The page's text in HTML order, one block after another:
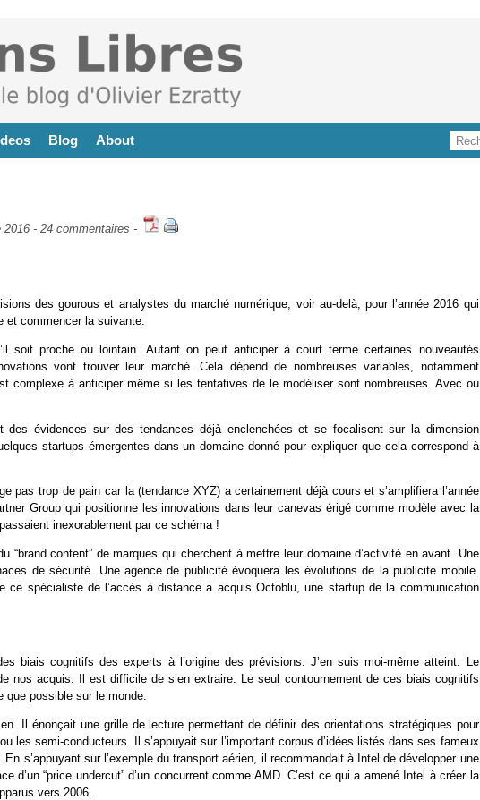
Blog About
2016 - 24 commentaires -
des gourous et analystes du marché numérique, voir au-delà, pour l’année 2016 qui
et commencer la suivante.
soit proche ou lointain. Autant on peut anticiper à court terme certaines nouveautés
vont trouver leur marché. Cela dépend de nombreuses variables, notamment
complexe à anticiper même si les tentatives de le modéliser sont nombreuses. Avec ou
des évidences sur des tendances déjà enclenchées et se focalisent sur la dimension
startups émergentes dans un domaine donné pour expliquer que cela correspond à
pas trop de pain car la (tendance XYZ) a certainement déjà cours et s’amplifiera l’année
Group qui positionne les innovations dans leur canevas érigé comme modèle avec la
inexorablement par ce schéma !
“brand content” de marques qui cherchent à mettre leur domaine d’activité en avant. Une
de sécurité. Une agence de publicité évoquera les évolutions de la publicité mobile.
ce spécialiste de l’accès à distance a acquis Octoblu, une startup de la communication
biais cognitifs des experts à l’origine des prévisions. J’en suis moi-même atteint. Le
nos acquis. Il est difficile de s’en extraire. Le seul contournement de ces biais cognitifs
possible sur le monde.
Il énonçait une grille de lecture permettant de définir des orientations stratégiques pour
les semi-conducteurs. Il s’appuyait sur l’important corpus d’idées listés dans ses fameux
s’appuyant sur l’exemple du transport aérien, il recommandait à Intel de développer une
d’un “price undercut” d’un concurrent comme AMD. C’est ce qui a amené Intel à créer la
vers 2006.